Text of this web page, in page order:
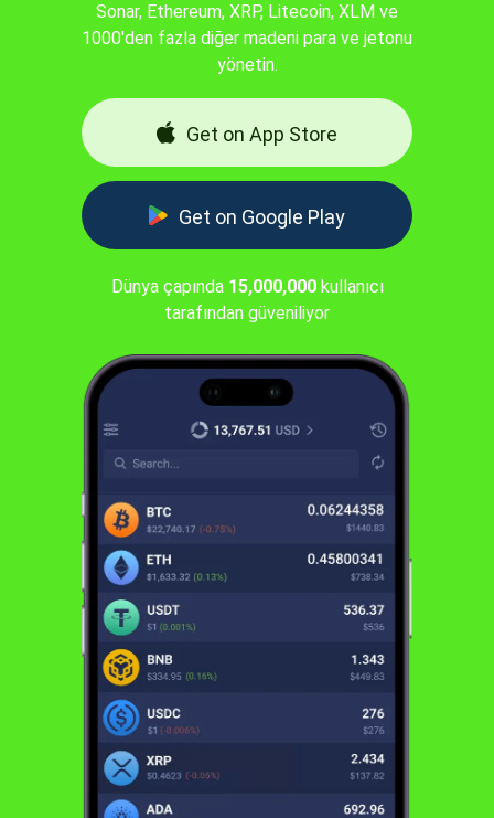
Sonar, Ethereum, XRP, Litecoin, XLM ve
1000'den fazla diğer madeni para ve jetonu
yönetin.
Get on App Store
Get on Google Play
Dünya çapında 15,000,000kullanıcı
tarafından güveniliyor